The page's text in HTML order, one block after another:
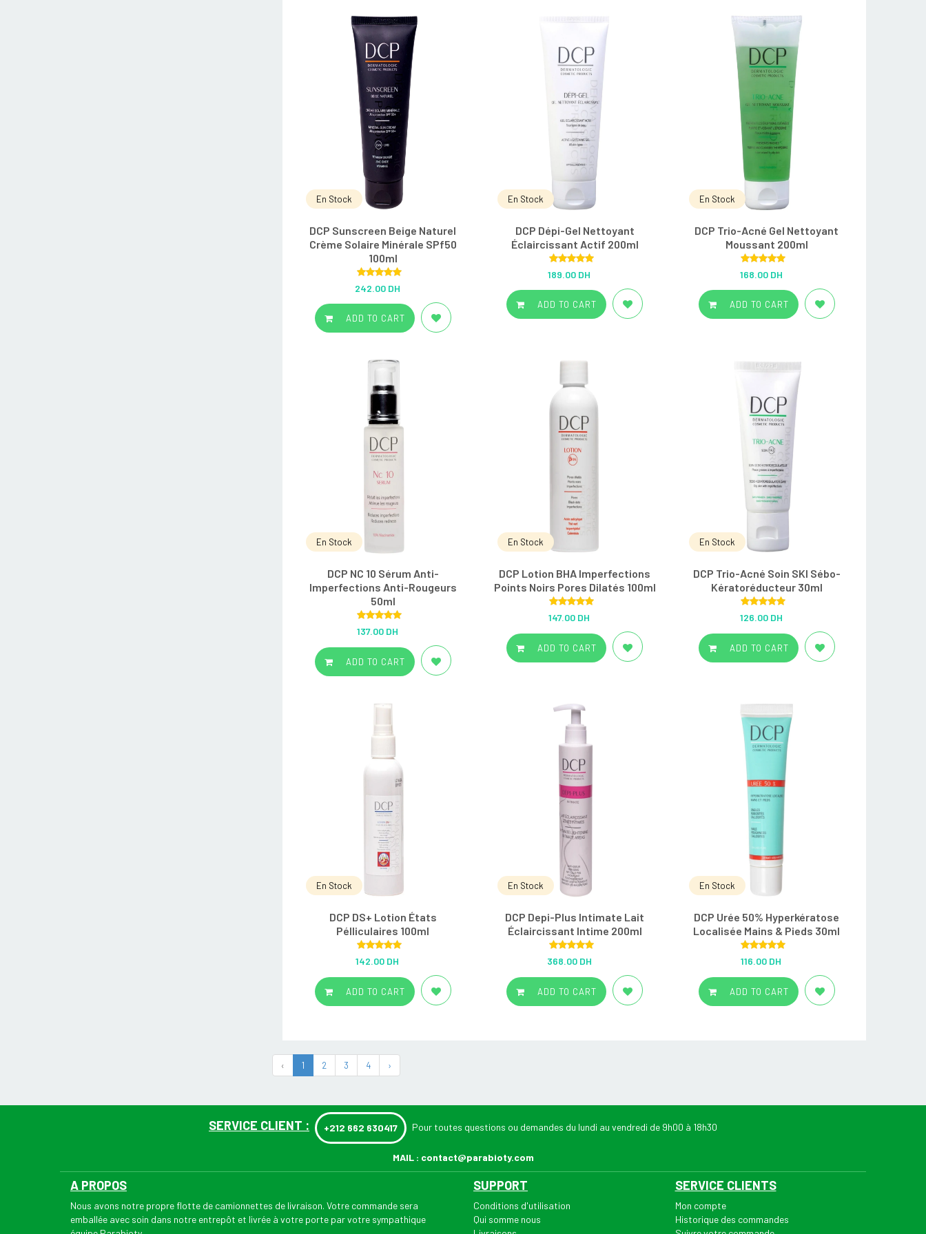
En Stock
DCP Sunscreen Beige Naturel
Crème Solaire Minérale SPf50
100ml
out of 5
242.00 DH
ADD TO CART
En Stock
DCP Dépi-Gel Nettoyant
Éclaircissant Actif 200ml
out of 5
189.00 DH
ADD TO CART
En Stock
DCP Trio-Acné Gel Nettoyant
Moussant 200ml
out of 5
168.00 DH
ADD TO CART
En Stock
DCP NC 10 Sérum Anti-
Imperfections Anti-Rougeurs
50ml
Rated5.00
out of 5
137.00 DH
ADD TO CART
En Stock
DCP Lotion BHA Imperfections
Points Noirs Pores Dilatés 100ml
Rated5.00
out of 5
147.00 DH
ADD TO CART
En Stock
DCP Trio-Acné Soin SKI Sébo-
Kératoréducteur 30ml
Rated 5.00
out of 5
126.00 DH
ADD TO CART
En Stock
DCP DS+ Lotion États
Pélliculaires 100ml
Rated 5.00
out of 5
142.00 DH
ADD TO CART
En Stock
DCP Depi-Plus Intimate Lait
Éclaircissant Intime 200ml
Rated 5.00
out of 5
368.00 DH
ADD TO CART
En Stock
DCP Urée 50% Hyperkératose
Localisée Mains & Pieds 30ml
Rated5.00
out of 5
116.00 DH
ADD TO CART
‹ 1 2 3 4 ›
SERVICE CLIENT : +212 662 630417 Pour toutes questions ou demandes du lundi au vendredi de 9h00 à 18h30
MAIL : contact@parabioty.com
A PROPOS
Nous avons notre propre flotte de camionnettes de livraison. Votre commande sera
emballée avec soin dans notre entrepôt et livrée à votre porte par votre sympathique
SUPPORT
Conditions d'utilisation
Qui somme nous
SERVICE CLIENTS
Mon compte
Historique des commandes